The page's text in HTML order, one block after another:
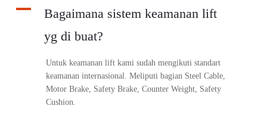
A
Bagaimana sistem keamanan lift
yg di buat?
Untuk keamanan lift kami sudah mengikuti standart
keamanan internasional. Meliputi bagian Steel Cable,
Motor Brake, Safety Brake, Counter Weight, Safety
Cushion.